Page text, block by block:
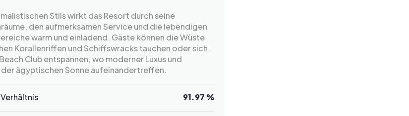
Stils wirkt das Resort durch seine
den aufmerksamen Service und die lebendigen
warm und einladend. Gäste können die Wüste
Korallenriffen und Schiffswracks tauchen oder sich
Club entspannen, wo moderner Luxus und
ägyptischen Sonne aufeinandertreffen.
91.97 %